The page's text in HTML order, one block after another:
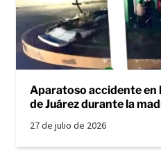
Aparatoso accidente en
de Juárez durante la
27 de julio de 2026